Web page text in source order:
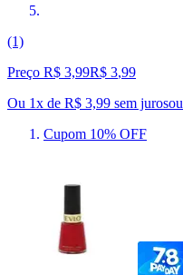
(1)
Preço R$ 3,99R$ 3,99
Ou 1x de R$ 3,99 sem jurosou
Cupom 10% OFF